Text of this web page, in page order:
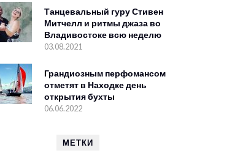
Танцевальный гуру Стивен
Митчелл и ритмы джаза во
Владивостоке всю неделю
03.08.2021
Грандиозным перфомансом
отметят в Находке день
открытия бухты
06.06.2022
МЕТКИ